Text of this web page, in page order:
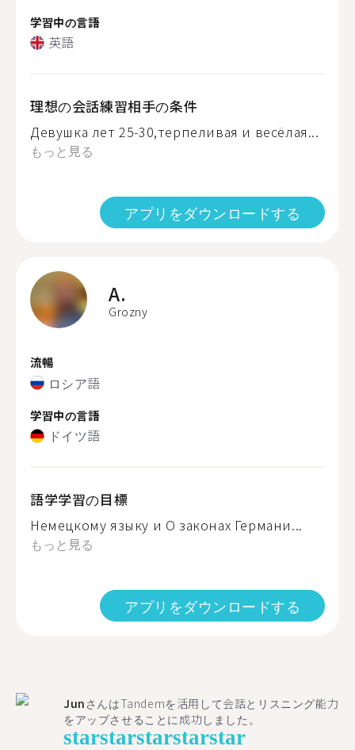
学習中の言語
英語
理想の会話練習相手の条件
Девушка лет 25-30,терпеливая и весёлая...
もっと見る
アプリをダウンロードする
A.
Grozny
流暢
ロシア語
学習中の言語
ドイツ語
語学学習の目標
Немецкому языку и О законах Германи...
もっと見る
アプリをダウンロードする
Jun さんはTandemを活用して会話とリスニング能力
をアップさせることに成功しました。
starstarstarstarstar